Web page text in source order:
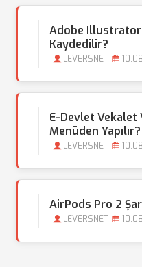
Adobe Illustrator
Kaydedilir?
LEVERSNET
E-Devlet Vekalet
Menüden Yapılır?
LEVERSNET
AirPods Pro 2 Şarj
LEVERSNET